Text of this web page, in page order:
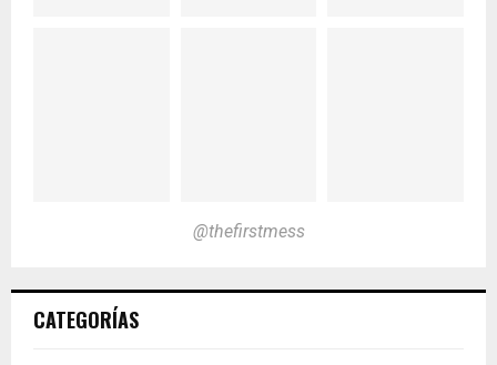
@thefirstmess
CATEGORÍAS